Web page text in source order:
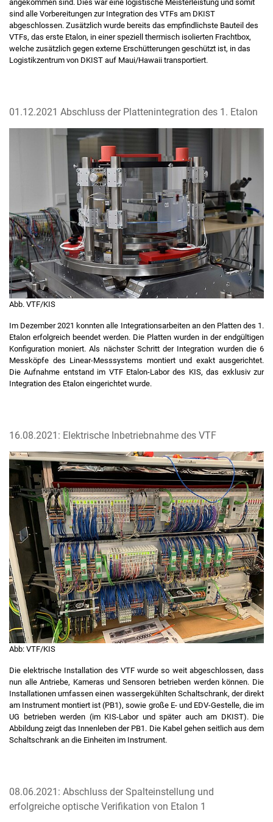
angekommen sind. Dies war eine logistische Meisterleistung und somit
sind alle Vorbereitungen zur Integration des VTFs am DKIST
abgeschlossen. Zusätzlich wurde bereits das empfindlichste Bauteil des
VTFs, das erste Etalon, in einer speziell thermisch isolierten Frachtbox,
welche zusätzlich gegen externe Erschütterungen geschützt ist, in das
Logistikzentrum von DKIST auf Maui/Hawaii transportiert.
01.12.2021 Abschluss der Plattenintegration des 1. Etalon
Abb. VTF/KIS
Im Dezember 2021 konnten alle Integrationsarbeiten an den Platten des 1.
Etalon erfolgreich beendet werden. Die Platten wurden in der endgültigen
Konfiguration moniert. Als nächster Schritt der Integration wurden die 6
Messköpfe des Linear-Messsystems montiert und exakt ausgerichtet.
Die Aufnahme entstand im VTF Etalon-Labor des KIS, das exklusiv zur
Integration des Etalon eingerichtet wurde.
16.08.2021: Elektrische Inbetriebnahme des VTF
Abb: VTF/KIS
Die elektrische Installation des VTF wurde so weit abgeschlossen, dass
nun alle Antriebe, Kameras und Sensoren betrieben werden können. Die
Installationen umfassen einen wassergekühlten Schaltschrank, der direkt
am Instrument montiert ist (PB1), sowie große E- und EDV-Gestelle, die im
UG betrieben werden (im KIS-Labor und später auch am DKIST). Die
Abbildung zeigt das Innenleben der PB1. Die Kabel gehen seitlich aus dem
Schaltschrank an die Einheiten im Instrument.
08.06.2021: Abschluss der Spalteinstellung und
erfolgreiche optische Verifikation von Etalon 1